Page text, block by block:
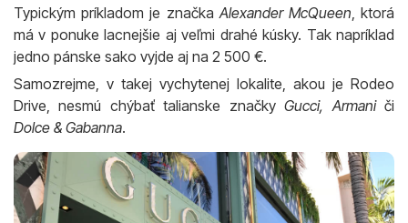
Typickým príkladom je značka Alexander McQueen , ktorá
má v ponuke lacnejšie aj veľmi drahé kúsky. Tak napríklad
jedno pánske sako vyjde aj na 2 500 €.
Samozrejme, v takej vychytenej lokalite, akou je Rodeo
Drive, nesmú chýbať talianske značkyGucci, Armaniči
Dolce & Gabanna.